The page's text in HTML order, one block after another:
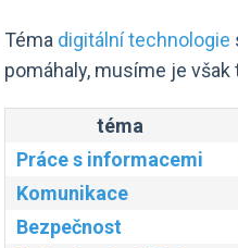
Téma digitální technologie
pomáhaly, musíme je
téma
Práce s informacemi
Komunikace
Bezpečnost